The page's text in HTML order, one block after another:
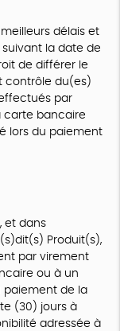
délais et
suivant la date de
de différer le
contrôle du(es)
par
carte bancaire
lors du paiement
et dans
Produit(s),
par virement
ou à un
paiement de la
(30) jours à
adressée à